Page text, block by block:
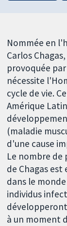
Nommée en
Carlos
provoquée
nécessite
cycle de vie.
Amérique
(maladie
d'une cause
Le nombre de
de Chagas
dans le
individus
à un moment